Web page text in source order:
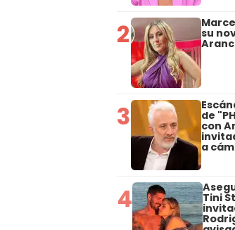
2 su
3 de
con
a
4 Tini